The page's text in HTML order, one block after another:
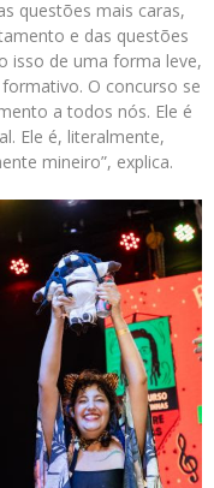
questões mais caras,
e das questões
isso de uma forma leve,
O concurso se
a todos nós. Ele é
Ele é, literalmente,
mineiro”, explica.